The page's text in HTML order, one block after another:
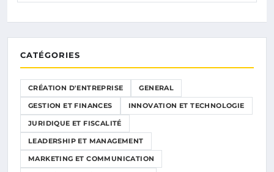
CATÉGORIES
CRÉATION D'ENTREPRISE GENERAL
GESTION ET FINANCES INNOVATION ET TECHNOLOGIE
JURIDIQUE ET FISCALITÉ
LEADERSHIP ET MANAGEMENT
MARKETING ET COMMUNICATION